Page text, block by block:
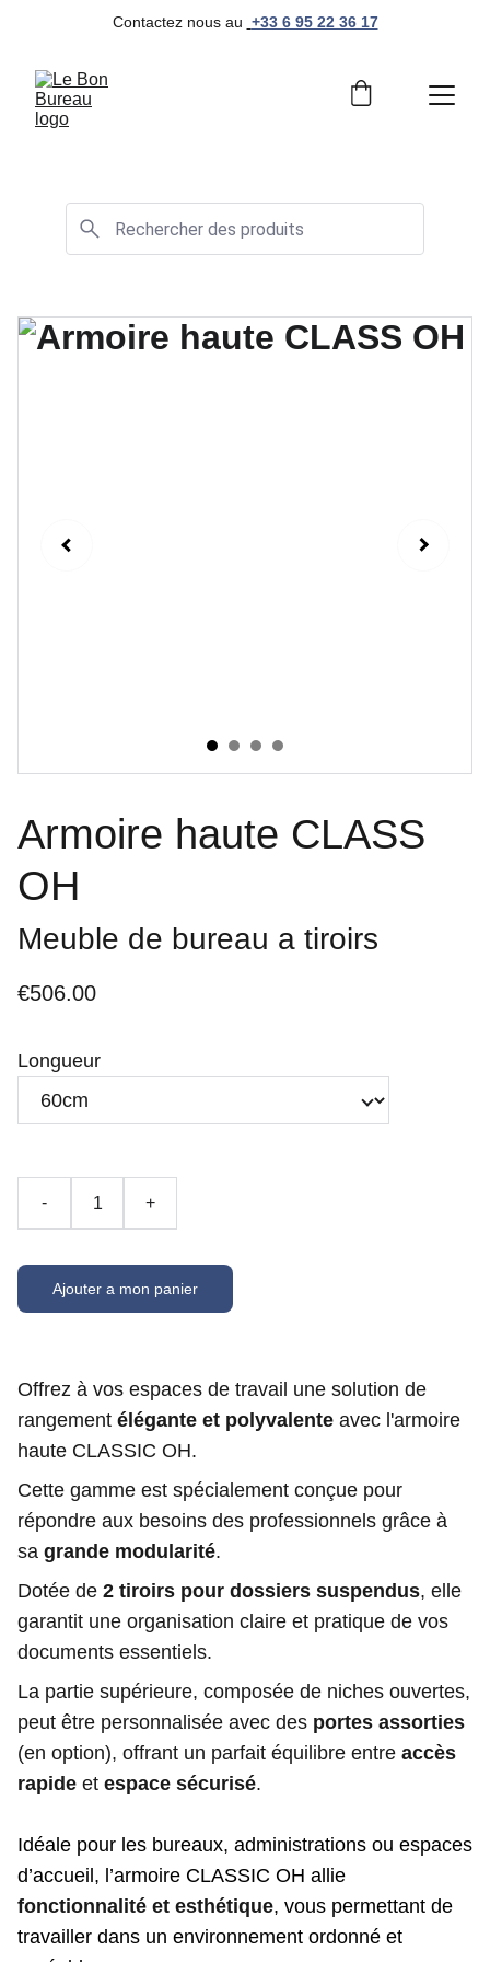
Contactez nous au +33 6 95 22 36 17
Armoire haute CLASS
OH
Meuble de bureau a tiroirs
€506.00
Longueur
- +
Ajouter a mon panier
Offrez à vos espaces de travail une solution de
rangement élégante et polyvalente avec l'armoire
haute CLASSIC OH.
Cette gamme est spécialement conçue pour
répondre aux besoins des professionnels grâce à
sa grande modularité.
Dotée de 2 tiroirs pour dossiers suspendus, elle
garantit une organisation claire et pratique de vos
documents essentiels.
La partie supérieure, composée de niches ouvertes,
peut être personnalisée avec des portes assorties
(en option), offrant un parfait équilibre entre accès
rapide et espace sécurisé.
Idéale pour les bureaux, administrations ou espaces
d’accueil, l’armoire CLASSIC OH allie
fonctionnalité et esthétique, vous permettant de
travailler dans un environnement ordonné et